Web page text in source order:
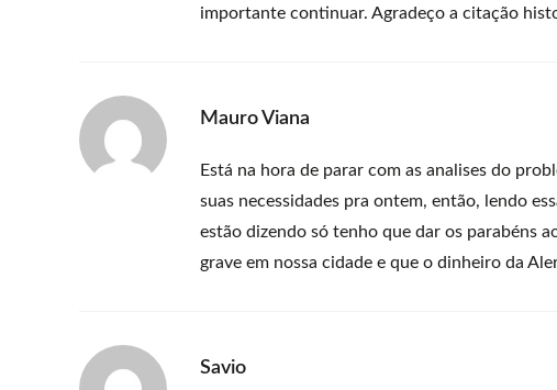
importante continuar. Agradeço a citação
Mauro Viana
Está na hora de parar com as analises do
suas necessidades pra ontem, então, lendo
estão dizendo só tenho que dar os parabéns
grave em nossa cidade e que o dinheiro da
Savio